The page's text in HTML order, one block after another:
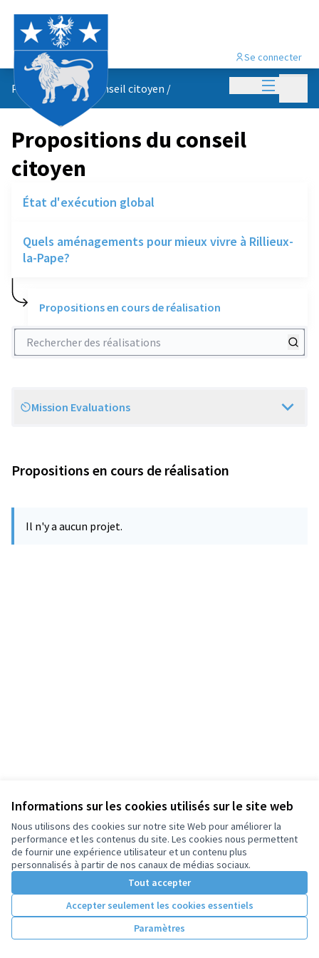
Informations sur les cookies utilisés sur le site web
Nous utilisons des cookies sur notre site Web pour améliorer la
performance et les contenus du site. Les cookies nous permettent
de fournir une expérience utilisateur et un contenu plus
personnalisés à partir de nos canaux de médias sociaux.
Tout accepter
Accepter seulement les cookies essentiels
Paramètres
Menu
Se connecter
Propositions du conseil citoyen /
Propositions du conseil
citoyen
État d'exécution global
Quels aménagements pour mieux vivre à Rillieux-
la-Pape?
Propositions en cours de réalisation
Rechercher des réalisations
Scope
Mission Evaluations
Propositions en cours de réalisation
Il n'y a aucun projet.